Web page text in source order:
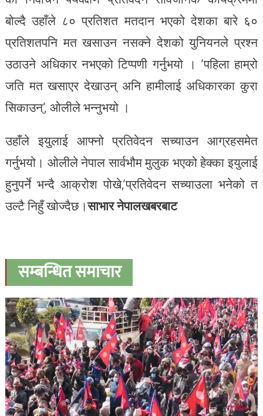
बोल्दै उहाँले ८० प्रतिशत मतदान भएको देशका बारे ६०
प्रतिशतपनि मत खसाउन नसक्ने देशको युनियनले प्रश्न
उठाउने अधिकार नभएको टिप्पणी गर्नुभयो । ‘पहिला हाम्रो
जति मत खसाएर देखाउन् अनि हामीलाई अधिकारका कुरा
सिकाउन्’, ओलीले भन्नुभयो ।
उहाँले इयुलाई आफ्नो प्रतिवेदन सच्याउन आग्रहसमेत
गर्नुभयो। ओलीले नेपाल सार्वभौम मुलुक भएको हेक्का इयुलाई
हुनुपर्ने भन्दै आक्रोश पोखे,‘प्रतिवेदन सच्याउला भनेको त
उल्टै निहुँ खोज्दैछ।साभार नेपालखबरबाट
सम्बन्धित समाचार